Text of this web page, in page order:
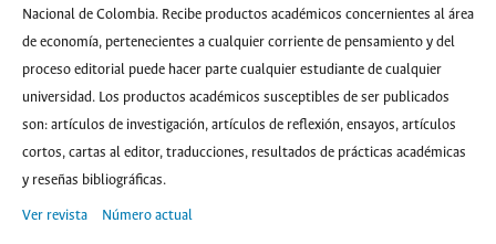
Nacional de Colombia. Recibe productos académicos concernientes al área
de economía, pertenecientes a cualquier corriente de pensamiento y del
proceso editorial puede hacer parte cualquier estudiante de cualquier
universidad. Los productos académicos susceptibles de ser publicados
son: artículos de investigación, artículos de reflexión, ensayos, artículos
cortos, cartas al editor, traducciones, resultados de prácticas académicas
y reseñas bibliográficas.
Ver revista Número actual